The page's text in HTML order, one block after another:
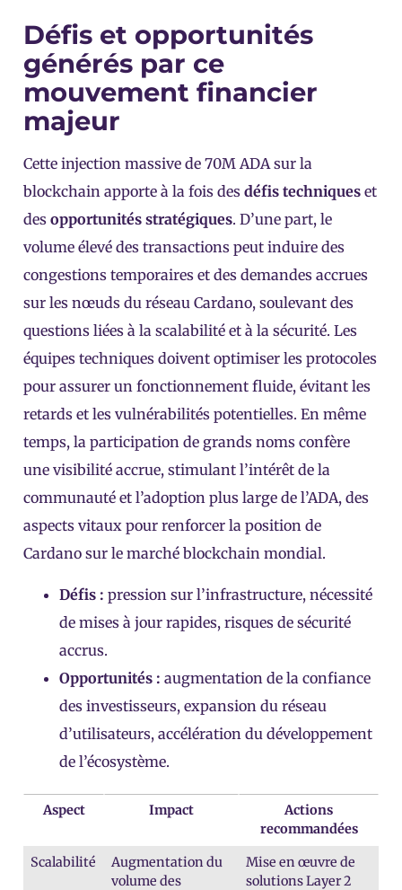
Défis et opportunités
générés par ce
mouvement financier
majeur
Cette injection massive de 70M ADA sur la
blockchain apporte à la fois des défis techniques et
des opportunités stratégiques. D’une part, le
volume élevé des transactions peut induire des
congestions temporaires et des demandes accrues
sur les nœuds du réseau Cardano, soulevant des
questions liées à la scalabilité et à la sécurité. Les
équipes techniques doivent optimiser les protocoles
pour assurer un fonctionnement fluide, évitant les
retards et les vulnérabilités potentielles. En même
temps, la participation de grands noms confère
une visibilité accrue, stimulant l’intérêt de la
communauté et l’adoption plus large de l’ADA, des
aspects vitaux pour renforcer la position de
Cardano sur le marché blockchain mondial.
Défis : pression sur l’infrastructure, nécessité
de mises à jour rapides, risques de sécurité
accrus.
Opportunités : augmentation de la confiance
des investisseurs, expansion du réseau
d’utilisateurs, accélération du développement
de l’écosystème.
Aspect Impact
Actions
recommandées
Scalabilité
Augmentation du
volume des
Mise en œuvre de
solutions Layer 2